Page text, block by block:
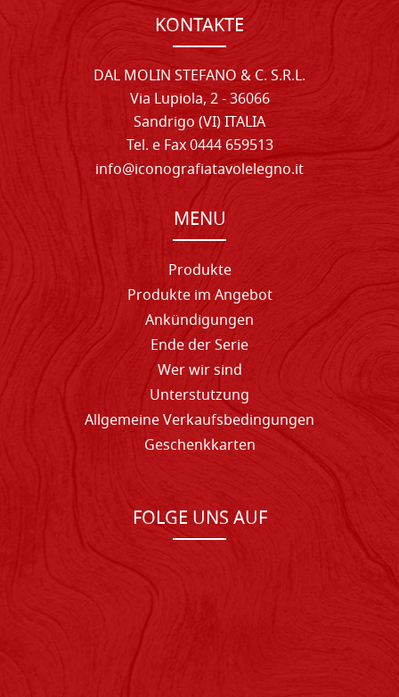
KONTAKTE
DAL MOLIN STEFANO & C. S.R.L.
Via Lupiola, 2 - 36066
Sandrigo (VI) ITALIA
Tel. e Fax 0444 659513
info@iconografiatavolelegno.it
MENU
Produkte
Produkte im Angebot
Ankündigungen
Ende der Serie
Wer wir sind
Unterstutzung
Allgemeine Verkaufsbedingungen
Geschenkkarten
FOLGE UNS AUF